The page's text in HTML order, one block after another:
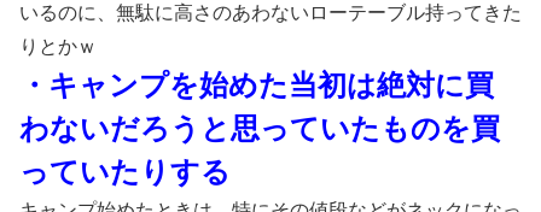
いるのに、無駄に高さのあわないローテーブル持ってきた
りとかｗ
・キャンプを始めた当初は絶対に買
わないだろうと思っていたものを買
っていたりする